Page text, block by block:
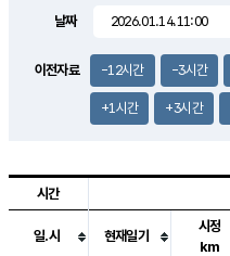
0.1m/s
날짜
이전자료 -12시간 -3시간
+1시간 +3시간
시간
일.시 현재일기
시정
km